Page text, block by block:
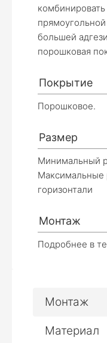
большей
порошковая
Покрытие
Порошковое.
Размер
Минимальный
Максимальные
горизонтали
Монтаж
Подробнее в
Монтаж
Материал